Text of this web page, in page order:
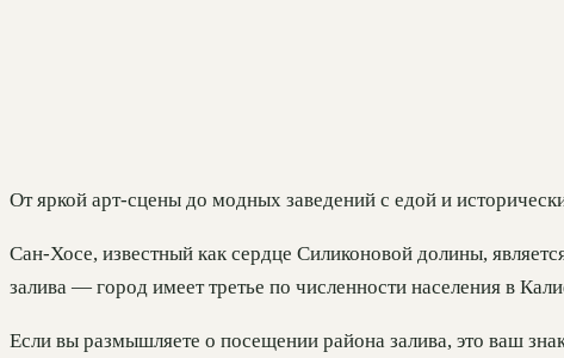
От яркой арт-сцены до модных заведений с едой и
Сан-Хосе, известный как сердце Силиконовой долины,
залива — город имеет третье по численности населения в
Если вы размышляете о посещении района залива, это ваш